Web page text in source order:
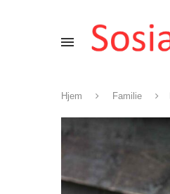
Hjem Familie